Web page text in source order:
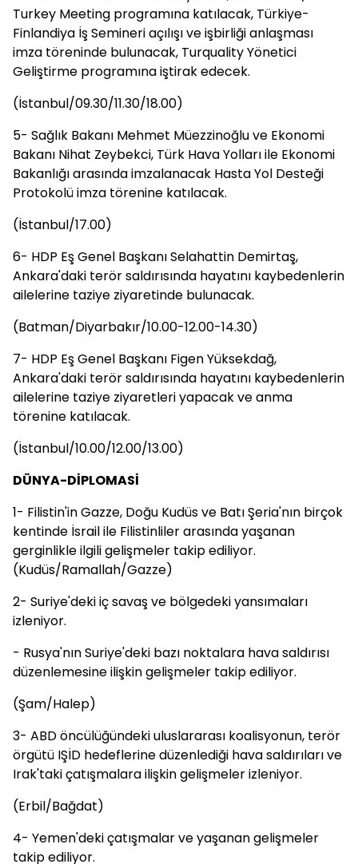
Turkey Meeting programına katılacak, Türkiye-
Finlandiya İş Semineri açılışı ve işbirliği anlaşması
imza töreninde bulunacak, Turquality Yönetici
Geliştirme programına iştirak edecek.
(İstanbul/09.30/11.30/18.00)
5- Sağlık Bakanı Mehmet Müezzinoğlu ve Ekonomi
Bakanı Nihat Zeybekci, Türk Hava Yolları ile Ekonomi
Bakanlığı arasında imzalanacak Hasta Yol Desteği
Protokolü imza törenine katılacak.
(İstanbul/17.00)
6- HDP Eş Genel Başkanı Selahattin Demirtaş,
Ankara'daki terör saldırısında hayatını kaybedenlerin
ailelerine taziye ziyaretinde bulunacak.
(Batman/Diyarbakır/10.00-12.00-14.30)
7- HDP Eş Genel Başkanı Figen Yüksekdağ,
Ankara'daki terör saldırısında hayatını kaybedenlerin
ailelerine taziye ziyaretleri yapacak ve anma
törenine katılacak.
(İstanbul/10.00/12.00/13.00)
DÜNYA-DİPLOMASİ
1- Filistin'in Gazze, Doğu Kudüs ve Batı Şeria'nın birçok
kentinde İsrail ile Filistinliler arasında yaşanan
gerginlikle ilgili gelişmeler takip ediliyor.
(Kudüs/Ramallah/Gazze)
2- Suriye'deki iç savaş ve bölgedeki yansımaları
izleniyor.
- Rusya'nın Suriye'deki bazı noktalara hava saldırısı
düzenlemesine ilişkin gelişmeler takip ediliyor.
(Şam/Halep)
3- ABD öncülüğündeki uluslararası koalisyonun, terör
örgütü IŞİD hedeflerine düzenlediği hava saldırıları ve
Irak'taki çatışmalara ilişkin gelişmeler izleniyor.
(Erbil/Bağdat)
4- Yemen'deki çatışmalar ve yaşanan gelişmeler
takip ediliyor.